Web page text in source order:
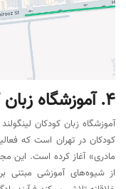
4. آموزشگاه زبان کودکان لینگولند
آموزشگاه زبان کودکان
کودکان در تهران است که
مادری» آغاز کرده است. این
از شیوه‌های آموزشی مبتنی